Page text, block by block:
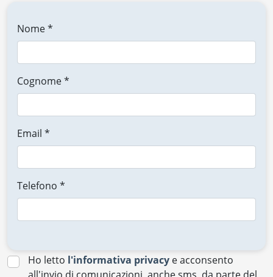
Nome *
Cognome *
Email *
Telefono *
Ho letto l'informativa privacy e acconsento